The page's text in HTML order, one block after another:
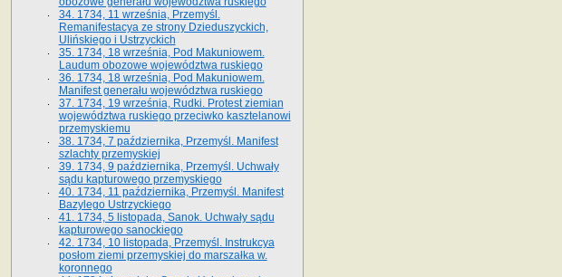
34. 1734, 11 września, Przemyśl.
Remanifestacya ze strony Dzieduszyckich,
Ulińskiego i Ustrzyckich
35. 1734, 18 września, Pod Makuniowem.
Laudum obozowe województwa ruskiego
36. 1734, 18 września, Pod Makuniowem.
Manifest generału województwa ruskiego
37. 1734, 19 września, Rudki. Protest ziemian
województwa ruskiego przeciwko kasztelanowi
przemyskiemu
38. 1734, 7 października, Przemyśl. Manifest
szlachty przemyskiej
39. 1734, 9 października, Przemyśl. Uchwały
sądu kapturowego przemyskiego
40. 1734, 11 października, Przemyśl. Manifest
Bazylego Ustrzyckiego
41. 1734, 5 listopada, Sanok. Uchwały sądu
kapturowego sanockiego
42. 1734, 10 listopada, Przemyśl. Instrukcya
posłom ziemi przemyskiej do marszałka w.
koronnego